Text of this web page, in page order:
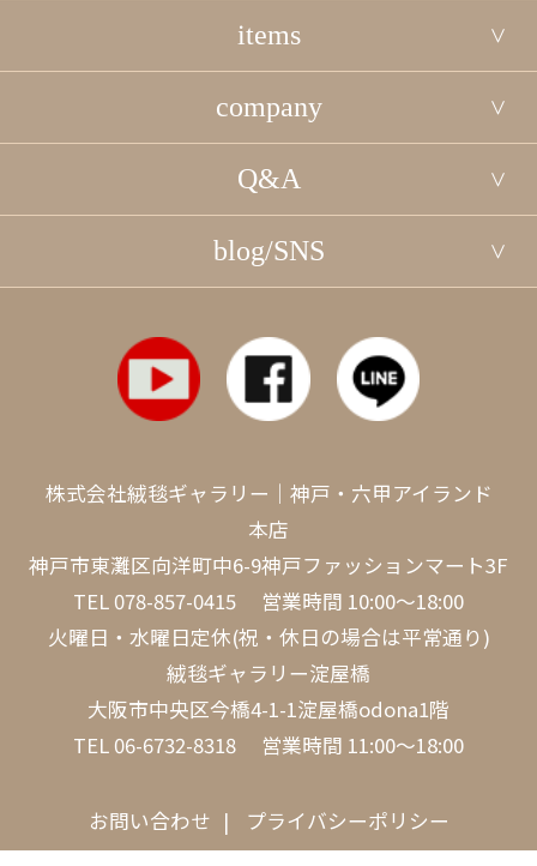
items
company
Q&A
blog/SNS
株式会社絨毯ギャラリー｜神戸・六甲アイランド
本店
神戸市東灘区向洋町中6-9神戸ファッションマート3F
TEL 078-857-0415 営業時間 10:00～18:00
火曜日・水曜日定休(祝・休日の場合は平常通り)
絨毯ギャラリー淀屋橋
大阪市中央区今橋4-1-1淀屋橋odona1階
TEL 06-6732-8318 営業時間 11:00～18:00
お問い合わせ プライバシーポリシー